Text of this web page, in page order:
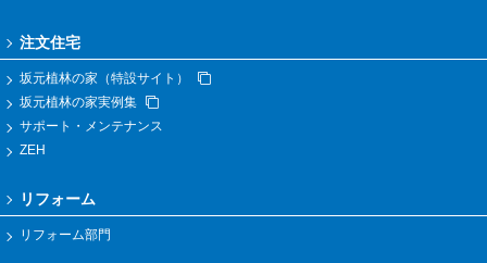
注文住宅
坂元植林の家（特設サイト）
坂元植林の家実例集
サポート・メンテナンス
ZEH
リフォーム
リフォーム部門